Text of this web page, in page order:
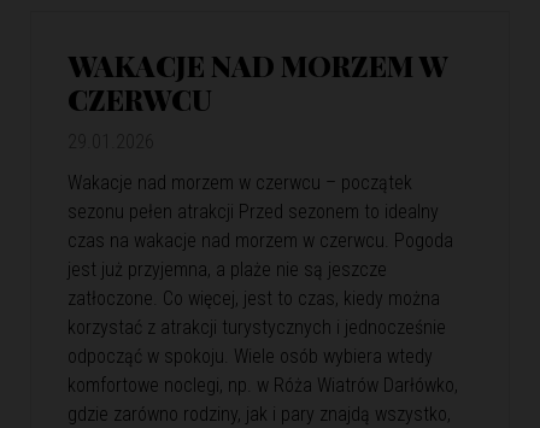
WAKACJE NAD MORZEM W
CZERWCU
Wakacje nad morzem w czerwcu – początek
sezonu pełen atrakcji Przed sezonem to idealny
czas na wakacje nad morzem w czerwcu. Pogoda
jest już przyjemna, a plaże nie są jeszcze
zatłoczone. Co więcej, jest to czas, kiedy można
korzystać z atrakcji turystycznych i jednocześnie
odpocząć w spokoju. Wiele osób wybiera wtedy
komfortowe noclegi, np. w Róża Wiatrów Darłówko,
gdzie zarówno rodziny, jak i pary znajdą wszystko,